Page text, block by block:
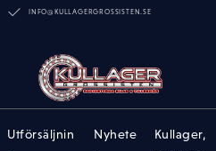
INFO@KULLAGERGROSSISTEN.SE
Utförsäljnin
Nyhete
Kullager,